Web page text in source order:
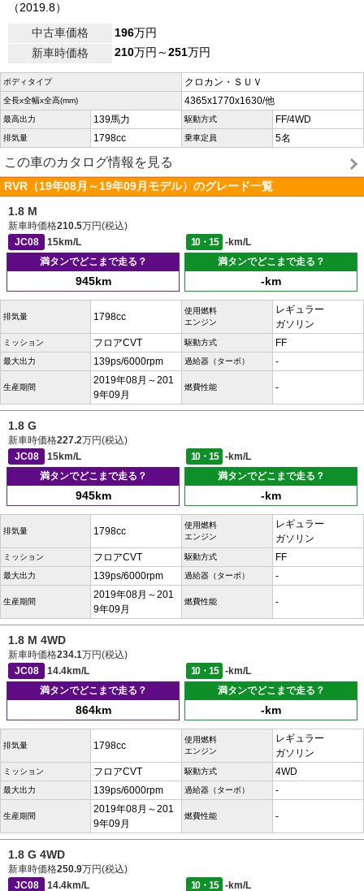
（2019.8）
中古車価格
196万円
新車時価格
210万円～251万円
ボディタイプ クロカン・ＳＵＶ
全長x全幅x全高(mm) 4365x1770x1630/他
最高出力 139馬力 駆動方式 FF/4WD
排気量 1798cc 乗車定員 5名
この車のカタログ情報を見る
RVR（19年08月～19年09月モデル）のグレード一覧
1.8 M
新車時価格210.5万円(税込)
JC08
15km/L 10・15
-km/L
満タンでどこまで走る？
945km
満タンでどこまで走る？
-km
排気量 1798cc
使用燃料
エンジン
レギュラー
ガソリン
ミッション フロアCVT 駆動方式 FF
最大出力 139ps/6000rpm 過給器（ターボ） -
生産期間
2019年08月～201
9年09月
燃費性能 -
1.8 G
新車時価格227.2万円(税込)
JC08
15km/L 10・15
-km/L
満タンでどこまで走る？
945km
満タンでどこまで走る？
-km
排気量 1798cc
使用燃料
エンジン
レギュラー
ガソリン
ミッション フロアCVT 駆動方式 FF
最大出力 139ps/6000rpm 過給器（ターボ） -
生産期間
2019年08月～201
9年09月
燃費性能 -
1.8 M 4WD
新車時価格234.1万円(税込)
JC08
14.4km/L 10・15
-km/L
満タンでどこまで走る？
864km
満タンでどこまで走る？
-km
排気量 1798cc
使用燃料
エンジン
レギュラー
ガソリン
ミッション フロアCVT 駆動方式 4WD
最大出力 139ps/6000rpm 過給器（ターボ） -
生産期間
2019年08月～201
9年09月
燃費性能 -
1.8 G 4WD
新車時価格250.9万円(税込)
JC08
14.4km/L 10・15
-km/L